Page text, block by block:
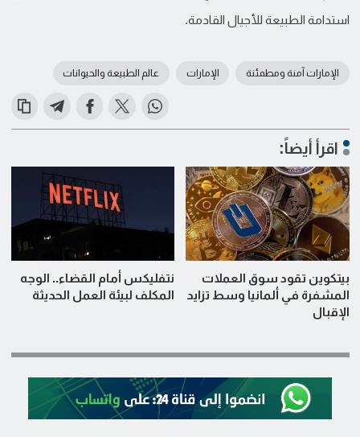
استدامة الطبيعة للأجيال القادمة.
الإمارات آمنة ومطمئنة الإمارات عالم الطبيعة والحيوانات
اقرأ أيضاً:
بيتكوين تقود سوق العملات
المشفرة في ألمانيا وسط تزايد
الإقبال
نتفليكس أمام القضاء.. الوجه
المكلف لبيئة العمل الحديثة